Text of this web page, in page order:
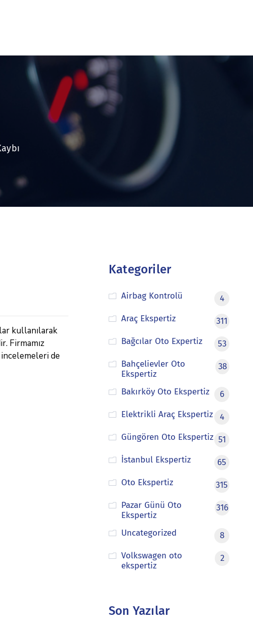
kullanılarak
Firmamız
de
Kategoriler
Airbag Kontrolü
4
Araç Ekspertiz
311
Bağcılar Oto Expertiz
53
Bahçelievler Oto
Ekspertiz
38
Bakırköy Oto Ekspertiz
6
Elektrikli Araç Ekspertiz
4
Güngören Oto Ekspertiz 51
İstanbul Ekspertiz
65
Oto Ekspertiz
315
Pazar Günü Oto
Ekspertiz
316
Uncategorized
8
Volkswagen oto
ekspertiz
2
Son Yazılar